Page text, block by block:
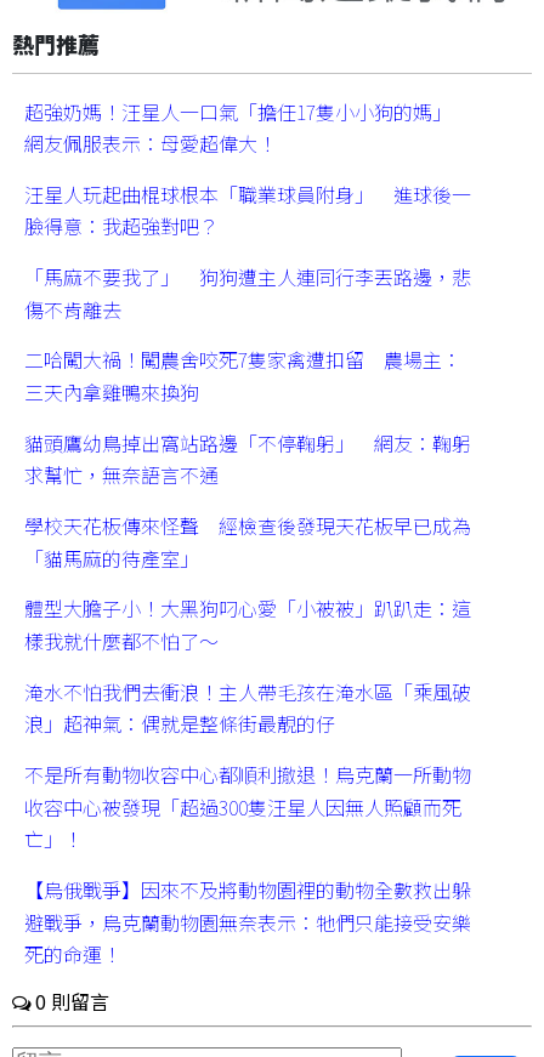
熱門推薦
超強奶媽！汪星人一口氣「擔任17隻小小狗的媽」
網友佩服表示：母愛超偉大！
汪星人玩起曲棍球根本「職業球員附身」 進球後一
臉得意：我超強對吧？
「馬麻不要我了」 狗狗遭主人連同行李丟路邊，悲
傷不肯離去
二哈闖大禍！闖農舍咬死7隻家禽遭扣留 農場主：
三天內拿雞鴨來換狗
貓頭鷹幼鳥掉出窩站路邊「不停鞠躬」 網友：鞠躬
求幫忙，無奈語言不通
學校天花板傳來怪聲 經檢查後發現天花板早已成為
「貓馬麻的待產室」
體型大膽子小！大黑狗叼心愛「小被被」趴趴走：這
樣我就什麼都不怕了～
淹水不怕我們去衝浪！主人帶毛孩在淹水區「乘風破
浪」超神氣：偶就是整條街最靚的仔
不是所有動物收容中心都順利撤退！烏克蘭一所動物
收容中心被發現「超過300隻汪星人因無人照顧而死
亡」！
【烏俄戰爭】因來不及將動物園裡的動物全數救出躲
避戰爭，烏克蘭動物園無奈表示：牠們只能接受安樂
死的命運！